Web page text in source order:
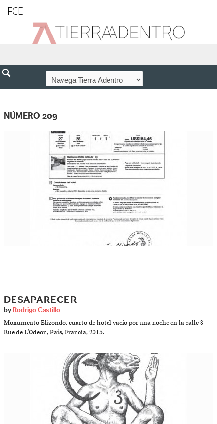
FCE
NÚMERO 209
DESAPARECER
by Rodrigo Castillo
Monumento Elizondo, cuarto de hotel vacío por una noche en la calle 3
Rue de L'Odeon, País, Francia, 2015.